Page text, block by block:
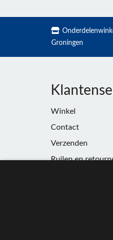
Groningen
Winkel
Contact
Verzenden
Ruilen en